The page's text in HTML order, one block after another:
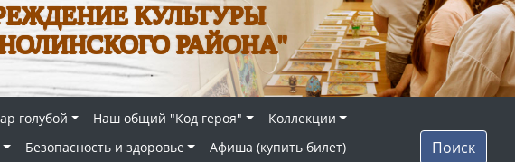
КУЛЬТУРЫ
РАЙОНА"
голубой Наш общий "Код героя"
Коллекции
Безопасность и здоровье
Афиша (купить билет)
Поиск